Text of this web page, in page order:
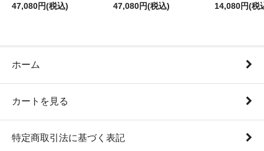
47,080円(税込)
47,080円(税込)
14,080円(税
ホーム
カートを見る
特定商取引法に基づく表記